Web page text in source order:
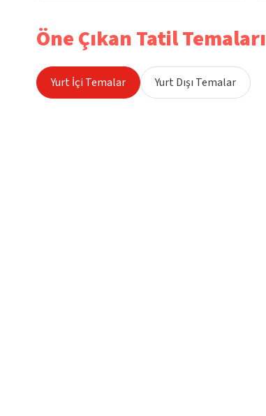
Öne Çıkan Tatil Temaları
Yurt İçi Temalar Yurt Dışı Temalar